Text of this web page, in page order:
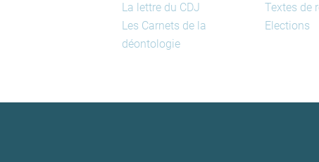
La lettre du CDJ
Les Carnets de la
déontologie
Textes de
Elections